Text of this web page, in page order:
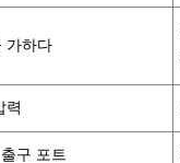
가하다
력
구 포트